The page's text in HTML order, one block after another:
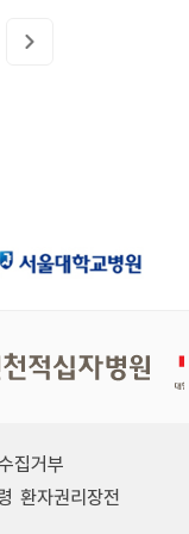
병원
집거부
환자권리장전